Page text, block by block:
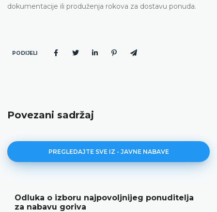
dokumentacije ili produženja rokova za dostavu ponuda.
PODIJELI
Povezani sadržaj
PREGLEDAJTE SVE IZ - JAVNE NABAVE
Odluka o izboru najpovoljnijeg ponuditelja
za nabavu goriva